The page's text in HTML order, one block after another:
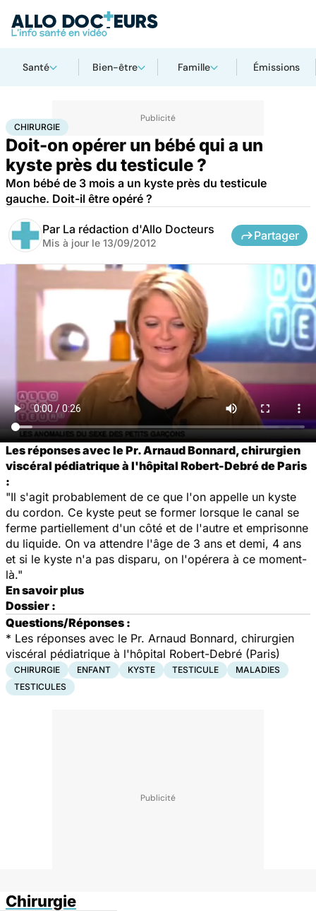
Santé Bien-être Famille Émissions
AccueilSanté Maladies
CHIRURGIE
Doit-on opérer un bébé qui a un
kyste près du testicule ?
Mon bébé de 3 mois a un kyste près du testicule
gauche. Doit-il être opéré ?
Par La rédaction d'Allo Docteurs
Mis à jour le 13/09/2012
Partager
Les réponses avec le Pr. Arnaud Bonnard, chirurgien
viscéral pédiatrique à l'hôpital Robert-Debré de Paris
:
"Il s'agit probablement de ce que l'on appelle un kyste
du cordon. Ce kyste peut se former lorsque le canal se
ferme partiellement d'un côté et de l'autre et emprisonne
du liquide. On va attendre l'âge de 3 ans et demi, 4 ans
et si le kyste n'a pas disparu, on l'opérera à ce moment-
là."
En savoir plus
Dossier :
Questions/Réponses :
* Les réponses avec le Pr. Arnaud Bonnard, chirurgien
viscéral pédiatrique à l'hôpital Robert-Debré (Paris)
CHIRURGIE ENFANT KYSTE TESTICULE
MALADIES
TESTICULES
Chirurgie